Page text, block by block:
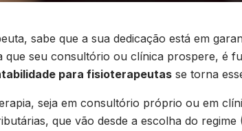
sabe que a sua dedicação está em
que seu consultório ou clínica prospere, é
para fisioterapeutas se torna
seja em consultório próprio ou em
que vão desde a escolha do regime